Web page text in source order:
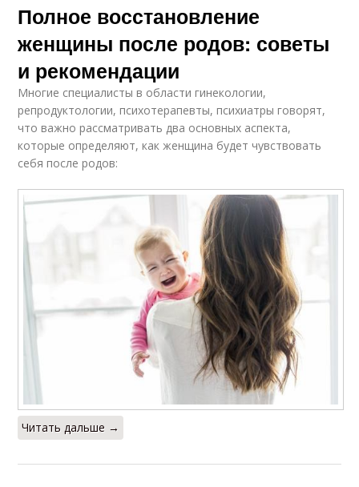
Полное восстановление
женщины после родов: советы
и рекомендации
Многие специалисты в области гинекологии,
репродуктологии, психотерапевты, психиатры говорят,
что важно рассматривать два основных аспекта,
которые определяют, как женщина будет чувствовать
себя после родов:
Читать дальше →